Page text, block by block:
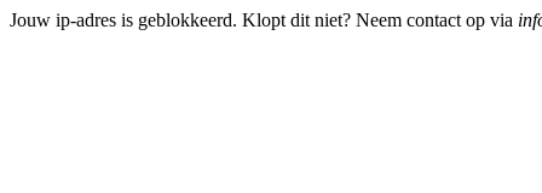
Jouw ip-adres is geblokkeerd. Klopt dit niet? Neem contact op via